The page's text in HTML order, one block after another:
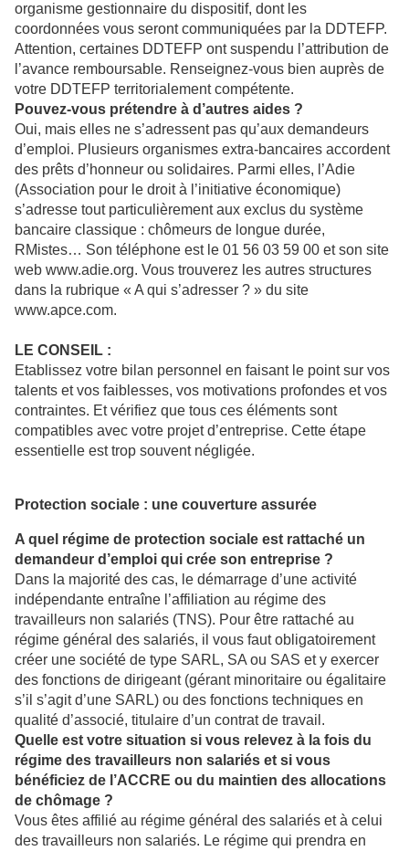
organisme gestionnaire du dispositif, dont les
coordonnées vous seront communiquées par la DDTEFP.
Attention, certaines DDTEFP ont suspendu l’attribution de
l’avance remboursable. Renseignez-vous bien auprès de
votre DDTEFP territorialement compétente.
Pouvez-vous prétendre à d’autres aides ?
Oui, mais elles ne s’adressent pas qu’aux demandeurs
d’emploi. Plusieurs organismes extra-bancaires accordent
des prêts d’honneur ou solidaires. Parmi elles, l’Adie
(Association pour le droit à l’initiative économique)
s’adresse tout particulièrement aux exclus du système
bancaire classique : chômeurs de longue durée,
RMistes… Son téléphone est le 01 56 03 59 00 et son site
web www.adie.org. Vous trouverez les autres structures
dans la rubrique « A qui s’adresser ? » du site
www.apce.com.
LE CONSEIL :
Etablissez votre bilan personnel en faisant le point sur vos
talents et vos faiblesses, vos motivations profondes et vos
contraintes. Et vérifiez que tous ces éléments sont
compatibles avec votre projet d’entreprise. Cette étape
essentielle est trop souvent négligée.
Protection sociale : une couverture assurée
A quel régime de protection sociale est rattaché un
demandeur d’emploi qui crée son entreprise ?
Dans la majorité des cas, le démarrage d’une activité
indépendante entraîne l’affiliation au régime des
travailleurs non salariés (TNS). Pour être rattaché au
régime général des salariés, il vous faut obligatoirement
créer une société de type SARL, SA ou SAS et y exercer
des fonctions de dirigeant (gérant minoritaire ou égalitaire
s’il s’agit d’une SARL) ou des fonctions techniques en
qualité d’associé, titulaire d’un contrat de travail.
Quelle est votre situation si vous relevez à la fois du
régime des travailleurs non salariés et si vous
bénéficiez de l’ACCRE ou du maintien des allocations
de chômage ?
Vous êtes affilié au régime général des salariés et à celui
des travailleurs non salariés. Le régime qui prendra en